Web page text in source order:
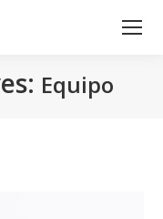
Equipo